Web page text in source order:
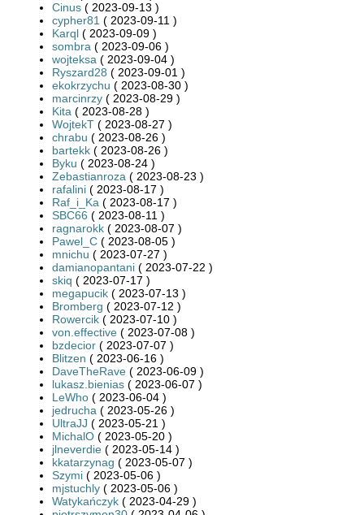
Cinus ( 2023-09-13 )
cypher81 ( 2023-09-11 )
Karql ( 2023-09-09 )
sombra ( 2023-09-06 )
wojteksa ( 2023-09-04 )
Ryszard28 ( 2023-09-01 )
ekokrzychu ( 2023-08-30 )
marcinrzy ( 2023-08-29 )
Kita ( 2023-08-28 )
WojtekT ( 2023-08-27 )
chrabu ( 2023-08-26 )
bartekk ( 2023-08-26 )
Byku ( 2023-08-24 )
Zebastianroza ( 2023-08-23 )
rafalini ( 2023-08-17 )
Raf_i_Ka ( 2023-08-17 )
SBC66 ( 2023-08-11 )
ragnarokk ( 2023-08-07 )
Pawel_C ( 2023-08-05 )
mnichu ( 2023-07-27 )
damianopantani ( 2023-07-22 )
skiq ( 2023-07-17 )
megapucik ( 2023-07-13 )
Bromberg ( 2023-07-12 )
Rowercik ( 2023-07-10 )
von.effective ( 2023-07-08 )
bzdecior ( 2023-07-07 )
Blitzen ( 2023-06-16 )
DaveTheRave ( 2023-06-09 )
lukasz.bienias ( 2023-06-07 )
LeWho ( 2023-06-04 )
jedrucha ( 2023-05-26 )
UltraJJ ( 2023-05-21 )
MichalO ( 2023-05-20 )
jlneverdie ( 2023-05-14 )
kkatarzynag ( 2023-05-07 )
Szymi ( 2023-05-06 )
mjstuchly ( 2023-05-06 )
Watykańczyk ( 2023-04-29 )